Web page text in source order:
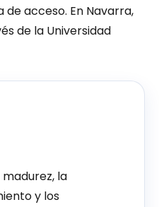
acceso. En Navarra,
de la Universidad
la
y los